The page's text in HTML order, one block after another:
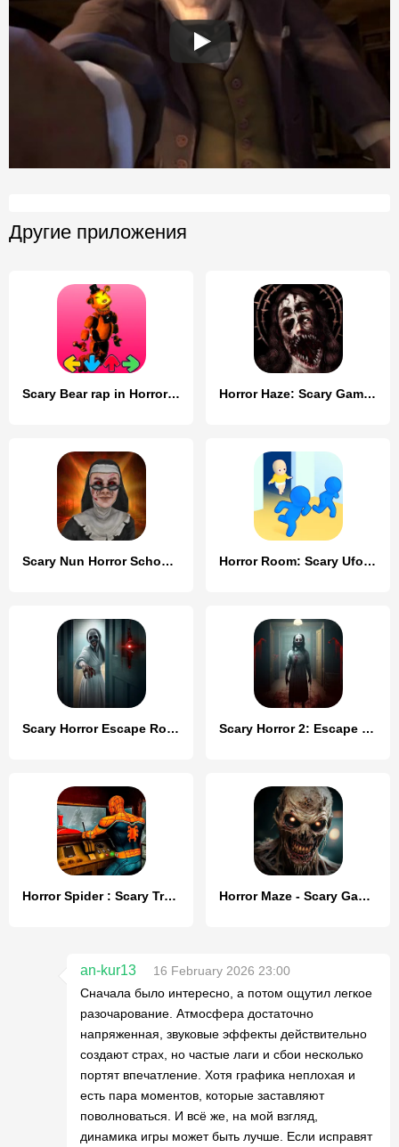
Другие приложения
Scary Bear rap in Horror music Horror Haze: Scary Games
Scary Nun Horror School Escape Horror Room: Scary Ufo Hotel
Scary Horror Escape Room Games Scary Horror 2: Escape Games
Horror Spider : Scary Train Horror Maze - Scary Games
an-kur13
16 February 2026 23:00
Сначала было интересно, а потом ощутил легкое
разочарование. Атмосфера достаточно
напряженная, звуковые эффекты действительно
создают страх, но частые лаги и сбои несколько
портят впечатление. Хотя графика неплохая и
есть пара моментов, которые заставляют
поволноваться. И всё же, на мой взгляд,
динамика игры может быть лучше. Если исправят